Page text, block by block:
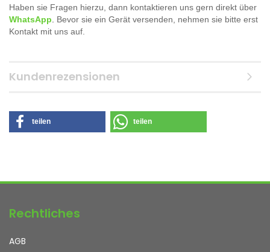
Haben sie Fragen hierzu, dann kontaktieren uns gern direkt über
WhatsApp
Bevor sie ein Gerät versenden, nehmen sie bitte erst
Kontakt mit uns auf.
Kundenrezensionen
teilen teilen
Rechtliches
AGB